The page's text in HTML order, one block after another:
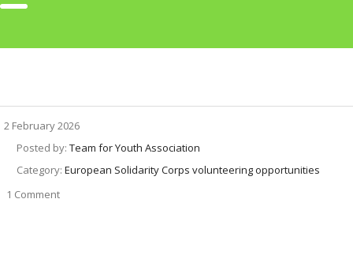
2 February 2026
Posted by: Team for Youth Association
Category: European Solidarity Corps volunteering opportunities
1 Comment